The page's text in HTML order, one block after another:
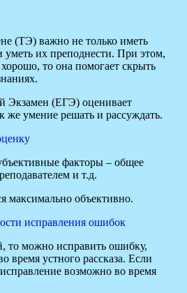
(ТЭ) важно не только иметь
уметь их преподнести. При этом,
хорошо, то она помогает скрыть
Экзамен (ЕГЭ) оценивает
же умение решать и рассуждать.
факторы – общее
и т.д.
максимально объективно.
исправления ошибок
то можно исправить ошибку,
время устного рассказа. Если
возможно во время